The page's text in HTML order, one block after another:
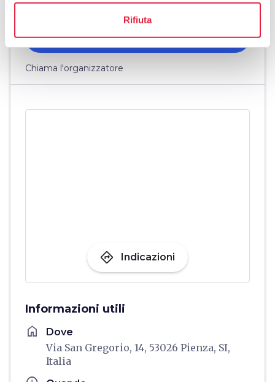
Rifiuta
Verifica disponibilità open_in_new
Chiama l'organizzatore
directions Indicazioni
Informazioni utili
home Dove
Via San Gregorio, 14, 53026 Pienza, SI,
Italia